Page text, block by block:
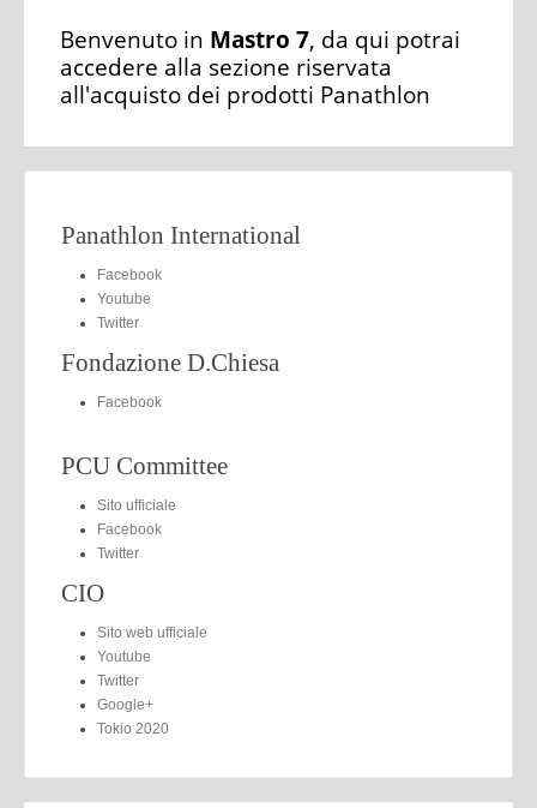
Benvenuto in Mastro 7, da qui potrai
accedere alla sezione riservata
all'acquisto dei prodotti Panathlon
Panathlon International
Facebook
Youtube
Twitter
Fondazione D.Chiesa
Facebook
PCU Committee
Sito ufficiale
Facebook
Twitter
CIO
Sito web ufficiale
Youtube
Twitter
Google+
Tokio 2020